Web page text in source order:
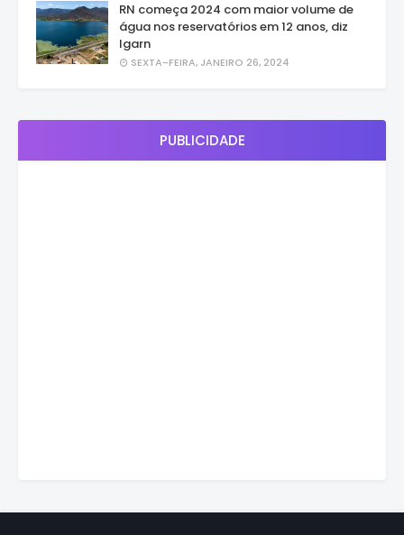
RN começa 2024 com maior volume de
água nos reservatórios em 12 anos, diz
Igarn
SEXTA-FEIRA, JANEIRO 26, 2024
PUBLICIDADE